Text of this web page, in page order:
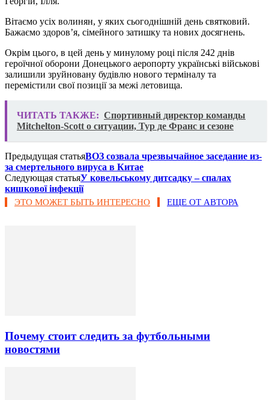
Вітаємо усіх волинян, у яких сьогоднішній день святковий.
Бажаємо здоров’я, сімейного затишку та нових досягнень.
Окрім цього, в цей день у минулому році після 242 днів
героїчної оборони Донецького аеропорту українські військові
залишили зруйновану будівлю нового терміналу та
перемістили свої позиції за межі летовища.
ЧИТАТЬ ТАКЖЕ: Спортивный директор команды
Mitchelton-Scott о ситуации, Тур де Франс и сезоне
Предыдущая статьяВОЗ созвала чрезвычайное заседание из-
за смертельного вируса в Китае
Следующая статьяУ ковельському дитсадку – спалах
кишкової інфекції
ЭТО МОЖЕТ БЫТЬ ИНТЕРЕСНО ЕЩЕ ОТ АВТОРА
Почему стоит следить за футбольными
новостями